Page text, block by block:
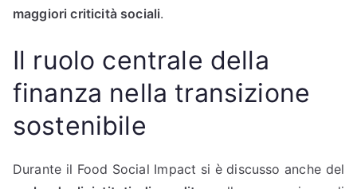
maggiori criticità sociali.
Il ruolo centrale della
finanza nella transizione
sostenibile
Durante il Food Social Impact si è discusso anche del